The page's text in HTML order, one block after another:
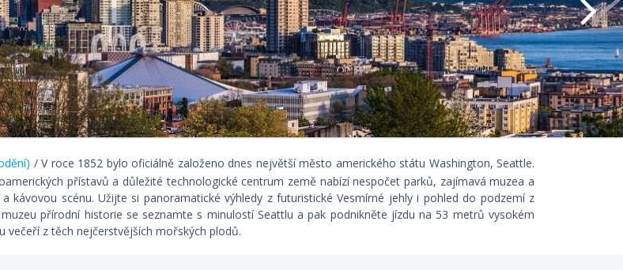
/ V roce 1852 bylo oficiálně založeno dnes největší město amerického státu Washington, Seattle.
přístavů a důležité technologické centrum země nabízí nespočet parků, zajímavá muzea a
kávovou scénu. Užijte si panoramatické výhledy z futuristické Vesmírné jehly i pohled do podzemí z
přírodní historie se seznamte s minulostí Seattlu a pak podnikněte jízdu na 53 metrů vysokém
večeří z těch nejčerstvějších mořských plodů.